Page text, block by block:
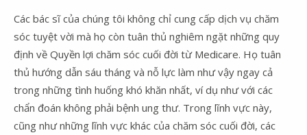
Các bác sĩ của chúng tôi không chỉ cung cấp dịch vụ chăm
sóc tuyệt vời mà họ còn tuân thủ nghiêm ngặt những quy
định về Quyền lợi chăm sóc cuối đời từ Medicare. Họ tuân
thủ hướng dẫn sáu tháng và nỗ lực làm như vậy ngay cả
trong những tình huống khó khăn nhất, ví dụ như với các
chẩn đoán không phải bệnh ung thư. Trong lĩnh vực này,
cũng như những lĩnh vực khác của chăm sóc cuối đời, các